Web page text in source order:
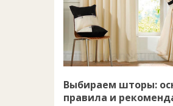
Выбираем шторы:
правила и